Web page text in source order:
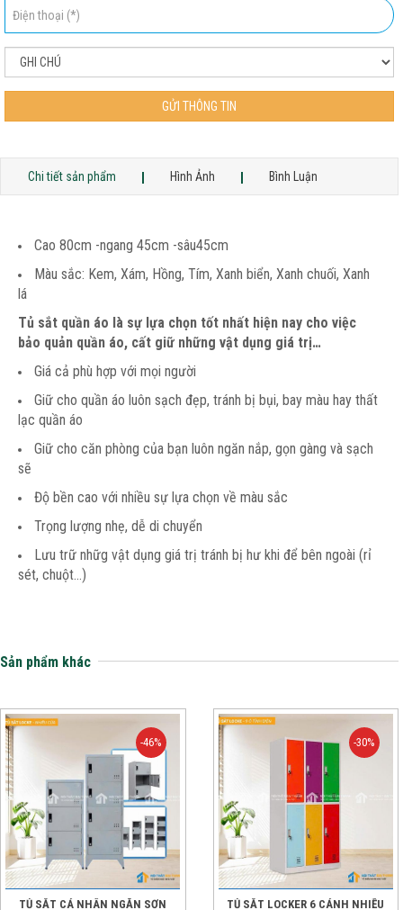
GỬI THÔNG TIN
Chi tiết sản phẩm Hình Ảnh Bình Luận
Cao 80cm -ngang 45cm -sâu45cm
Màu sắc: Kem, Xám, Hồng, Tím, Xanh biển, Xanh chuối, Xanh
lá
Tủ sắt quần áo là sự lựa chọn tốt nhất hiện nay cho việc
bảo quản quần áo, cất giữ những vật dụng giá trị…
Giá cả phù hợp với mọi người
Giữ cho quần áo luôn sạch đẹp, tránh bị bụi, bay màu hay thất
lạc quần áo
Giữ cho căn phòng của bạn luôn ngăn nắp, gọn gàng và sạch
sẽ
Độ bền cao với nhiều sự lựa chọn về màu sắc
Trọng lượng nhẹ, dễ di chuyển
Lưu trữ nhữg vật dụng giá trị tránh bị hư khi để bên ngoài (rỉ
sét, chuột…)
Sản phẩm khác
-46%
TỦ SẮT CÁ NHÂN NGĂN SƠN
-30%
TỦ SẮT LOCKER 6 CÁNH NHIỀU